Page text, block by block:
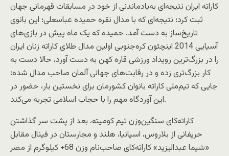
کاراته ایران نتیجه‌ای به‌یادماندنی از خود در مسابقات قهرمانی جهان
ثبت کرد؛ نتیجه‌ای که با مدال نقره حمیده عباسعلی؛ این بانوی
تاریخ‌ساز به دست آمد. حمیده که یک ماه پیش در بازی‌های
آسیایی 2014 اینچئون کره‌جنوبی اولین مدال طلای کاراته زنان ایران
را در بزرگ‌ترین رویداد ورزشی قاره کهن به دست آورد، حالا دست به
کار بزرگ‌تری زده و در رقابت‌های جهانی آلمان صاحب مدال شده؛
جایی که تیم‌ملی کاراته بانوان کشورمان برای نخستین بار، حضور در
این آوردگاه مهم را با حجاب اسلامی تجربه می‌کند.
کاراته‌کای سنگین‌وزن تیم کومیته، بعد از پشت سر گذاشتن
حریفانی از بلاروس، اسپانیا، هلند و مجارستان در فینال مقابل
«شیما عبدالیزید» کاراته‌کای صاحب‌نام وزن 68+ کیلوگرم از مصر